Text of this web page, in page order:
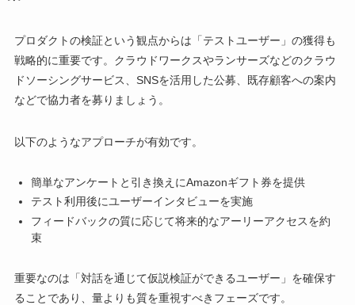
プロダクトの検証という観点からは「テストユーザー」の獲得も
戦略的に重要です。クラウドワークスやランサーズなどのクラウ
ドソーシングサービス、SNSを活用した公募、既存顧客への案内
などで協力者を募りましょう。
以下のようなアプローチが有効です。
簡単なアンケートと引き換えにAmazonギフト券を提供
テスト利用後にユーザーインタビューを実施
フィードバックの質に応じて将来的なアーリーアクセスを約
束
重要なのは「対話を通じて仮説検証ができるユーザー」を確保す
ることであり、量よりも質を重視すべきフェーズです。